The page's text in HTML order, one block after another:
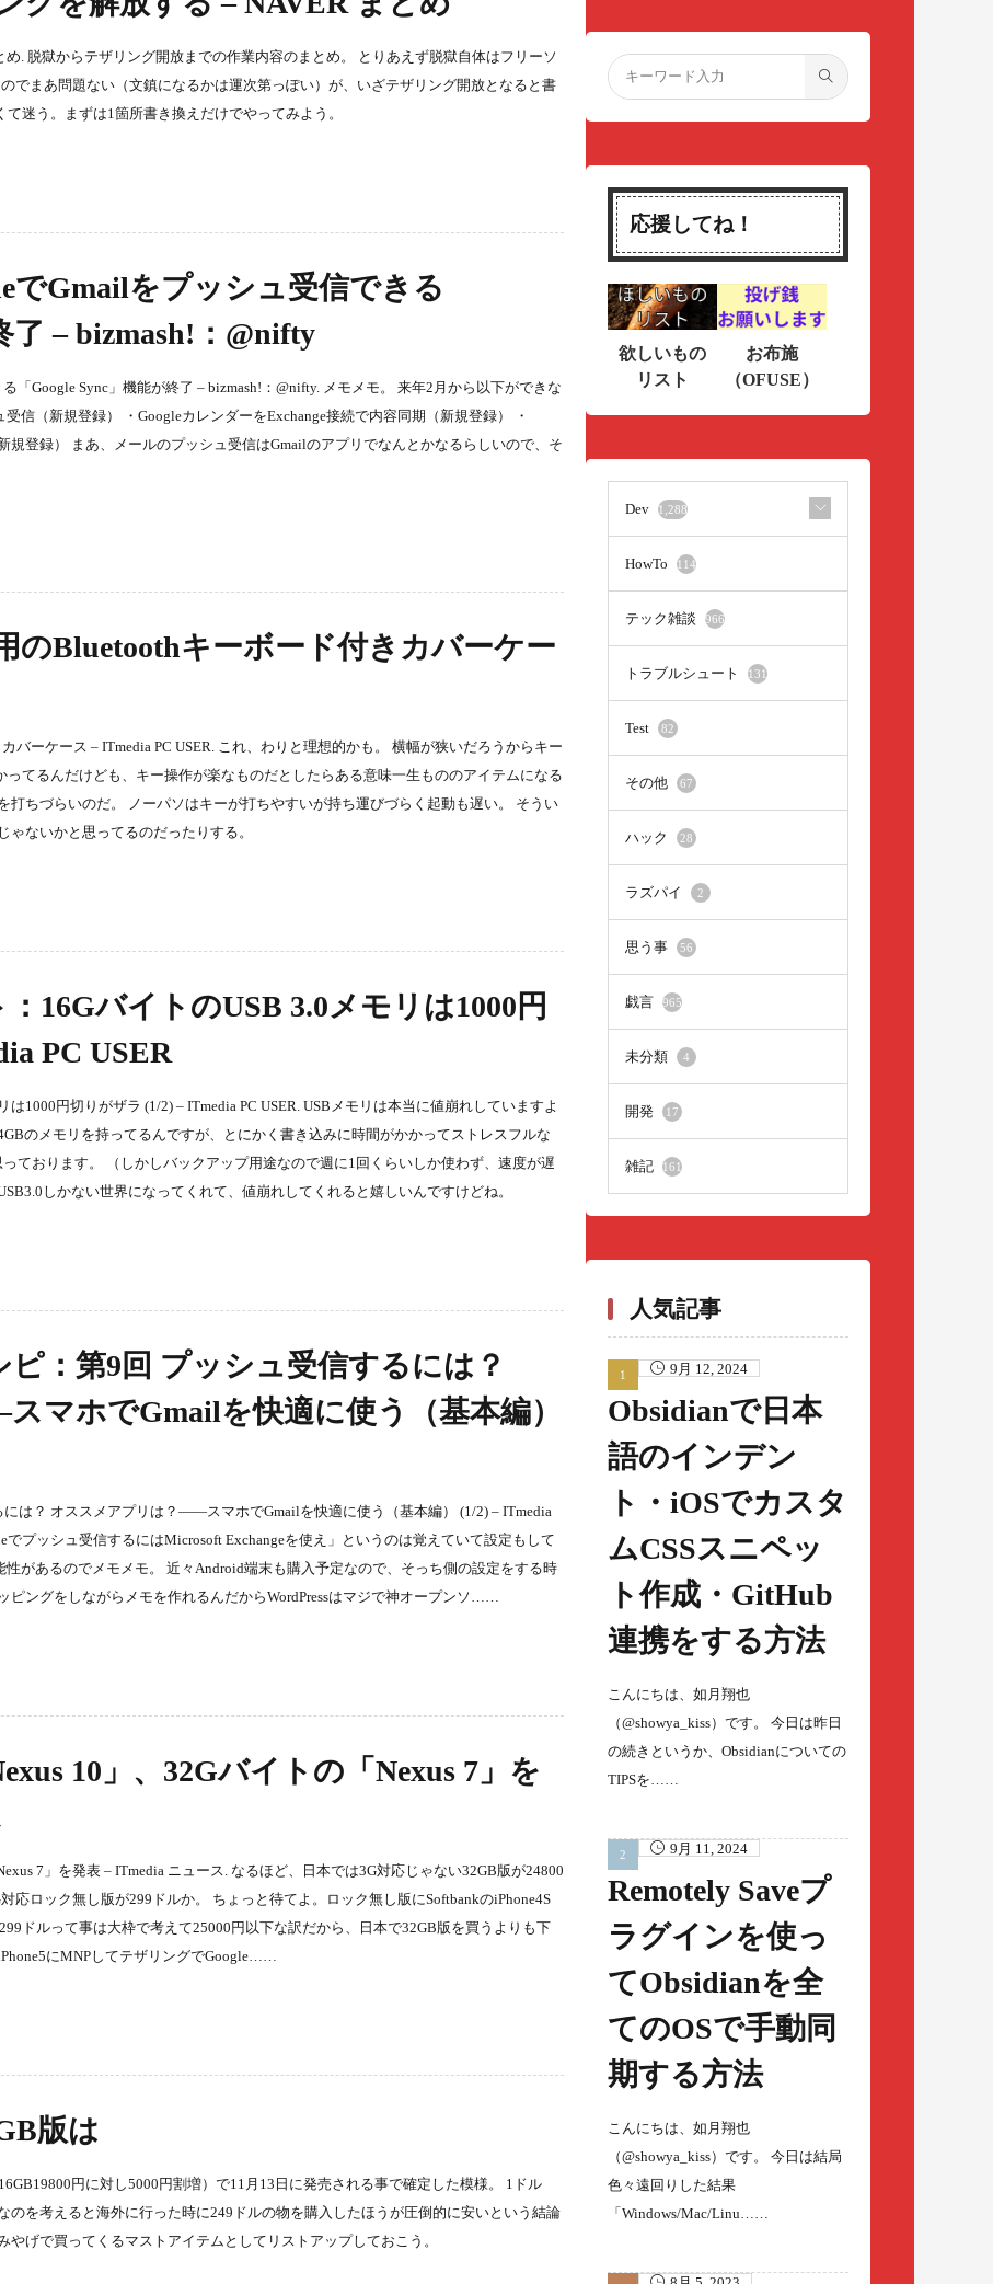
め. 脱獄からテザリング開放までの作業内容のまとめ。 とりあえず脱獄自体はフリーソ
でまあ問題ない（文鎮になるかは運次第っぽい）が、いざテザリング開放となると書
迷う。まずは1箇所書き換えだけでやってみよう。
でGmailをプッシュ受信できる
了 – bizmash!：@nifty
「Google Sync」機能が終了 – bizmash!：@nifty. メモメモ。 来年2月から以下ができな
信（新規登録） ・GoogleカレンダーをExchange接続で内容同期（新規登録） ・
規登録） まあ、メールのプッシュ受信はGmailのアプリでなんとかなるらしいので、そ
のBluetoothキーボード付きカバーケー
バーケース – ITmedia PC USER. これ、わりと理想的かも。 横幅が狭いだろうからキー
てるんだけども、キー操作が楽なものだとしたらある意味一生もののアイテムになる
打ちづらいのだ。 ノーパソはキーが打ちやすいが持ち運びづらく起動も遅い。 そうい
ないかと思ってるのだったりする。
16GバイトのUSB 3.0メモリは1000円
PC USER
1000円切りがザラ (1/2) – ITmedia PC USER. USBメモリは本当に値崩れしていますよ
のメモリを持ってるんですが、とにかく書き込みに時間がかかってストレスフルな
ております。 （しかしバックアップ用途なので週に1回くらいしか使わず、速度が遅
しかない世界になってくれて、値崩れしてくれると嬉しいんですけどね。
ピ：第9回 プッシュ受信するには？
マホでGmailを快適に使う（基本編）
は？ オススメアプリは？――スマホでGmailを快適に使う（基本編） (1/2) – ITmedia
プッシュ受信するにはMicrosoft Exchangeを使え」というのは覚えていて設定もして
があるのでメモメモ。 近々Android端末も購入予定なので、そっち側の設定をする時
ピングをしながらメモを作れるんだからWordPressはマジで神オープンソ……
10」、32Gバイトの「Nexus 7」を
7」を発表 – ITmedia ニュース. なるほど、日本では3G対応じゃない32GB版が24800
応ロック無し版が299ドルか。 ちょっと待てよ。ロック無し版にSoftbankのiPhone4S
ドルって事は大枠で考えて25000円以下な訳だから、日本で32GB版を買うよりも下
にMNPしてテザリングでGoogle……
版は
円に対し5000円割増）で11月13日に発売される事で確定した模様。 1ドル
のを考えると海外に行った時に249ドルの物を購入したほうが圧倒的に安いという結論
げで買ってくるマストアイテムとしてリストアップしておこう。
応援してね！
欲しいもの
リスト
お布施
（OFUSE）
Dev 1,288
HowTo 114
テック雑談 966
トラブルシュート 131
Test 82
その他 67
ハック 28
ラズパイ 2
思う事 56
戯言 965
未分類 4
開発 17
雑記 161
人気記事
9月 12, 2024
Obsidianで日本
語のインデン
ト・iOSでカスタ
ムCSSスニペッ
ト作成・GitHub
連携をする方法
こんにちは、如月翔也
（@showya_kiss）です。 今日は昨日
の続きというか、Obsidianについての
TIPSを……
9月 11, 2024
Remotely Saveプ
ラグインを使っ
てObsidianを全
てのOSで手動同
期する方法
こんにちは、如月翔也
（@showya_kiss）です。 今日は結局
色々遠回りした結果
「Windows/Mac/Linu……